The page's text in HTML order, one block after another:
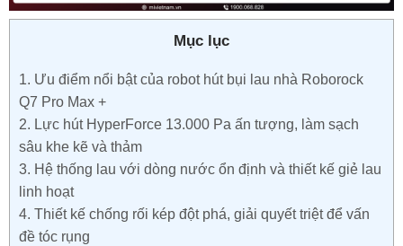
Mục lục
1. Ưu điểm nổi bật của robot hút bụi lau nhà Roborock
Q7 Pro Max +
2. Lực hút HyperForce 13.000 Pa ấn tượng, làm sạch
sâu khe kẽ và thảm
3. Hệ thống lau với dòng nước ổn định và thiết kế giẻ lau
linh hoạt
4. Thiết kế chống rối kép đột phá, giải quyết triệt để vấn
đề tóc rụng